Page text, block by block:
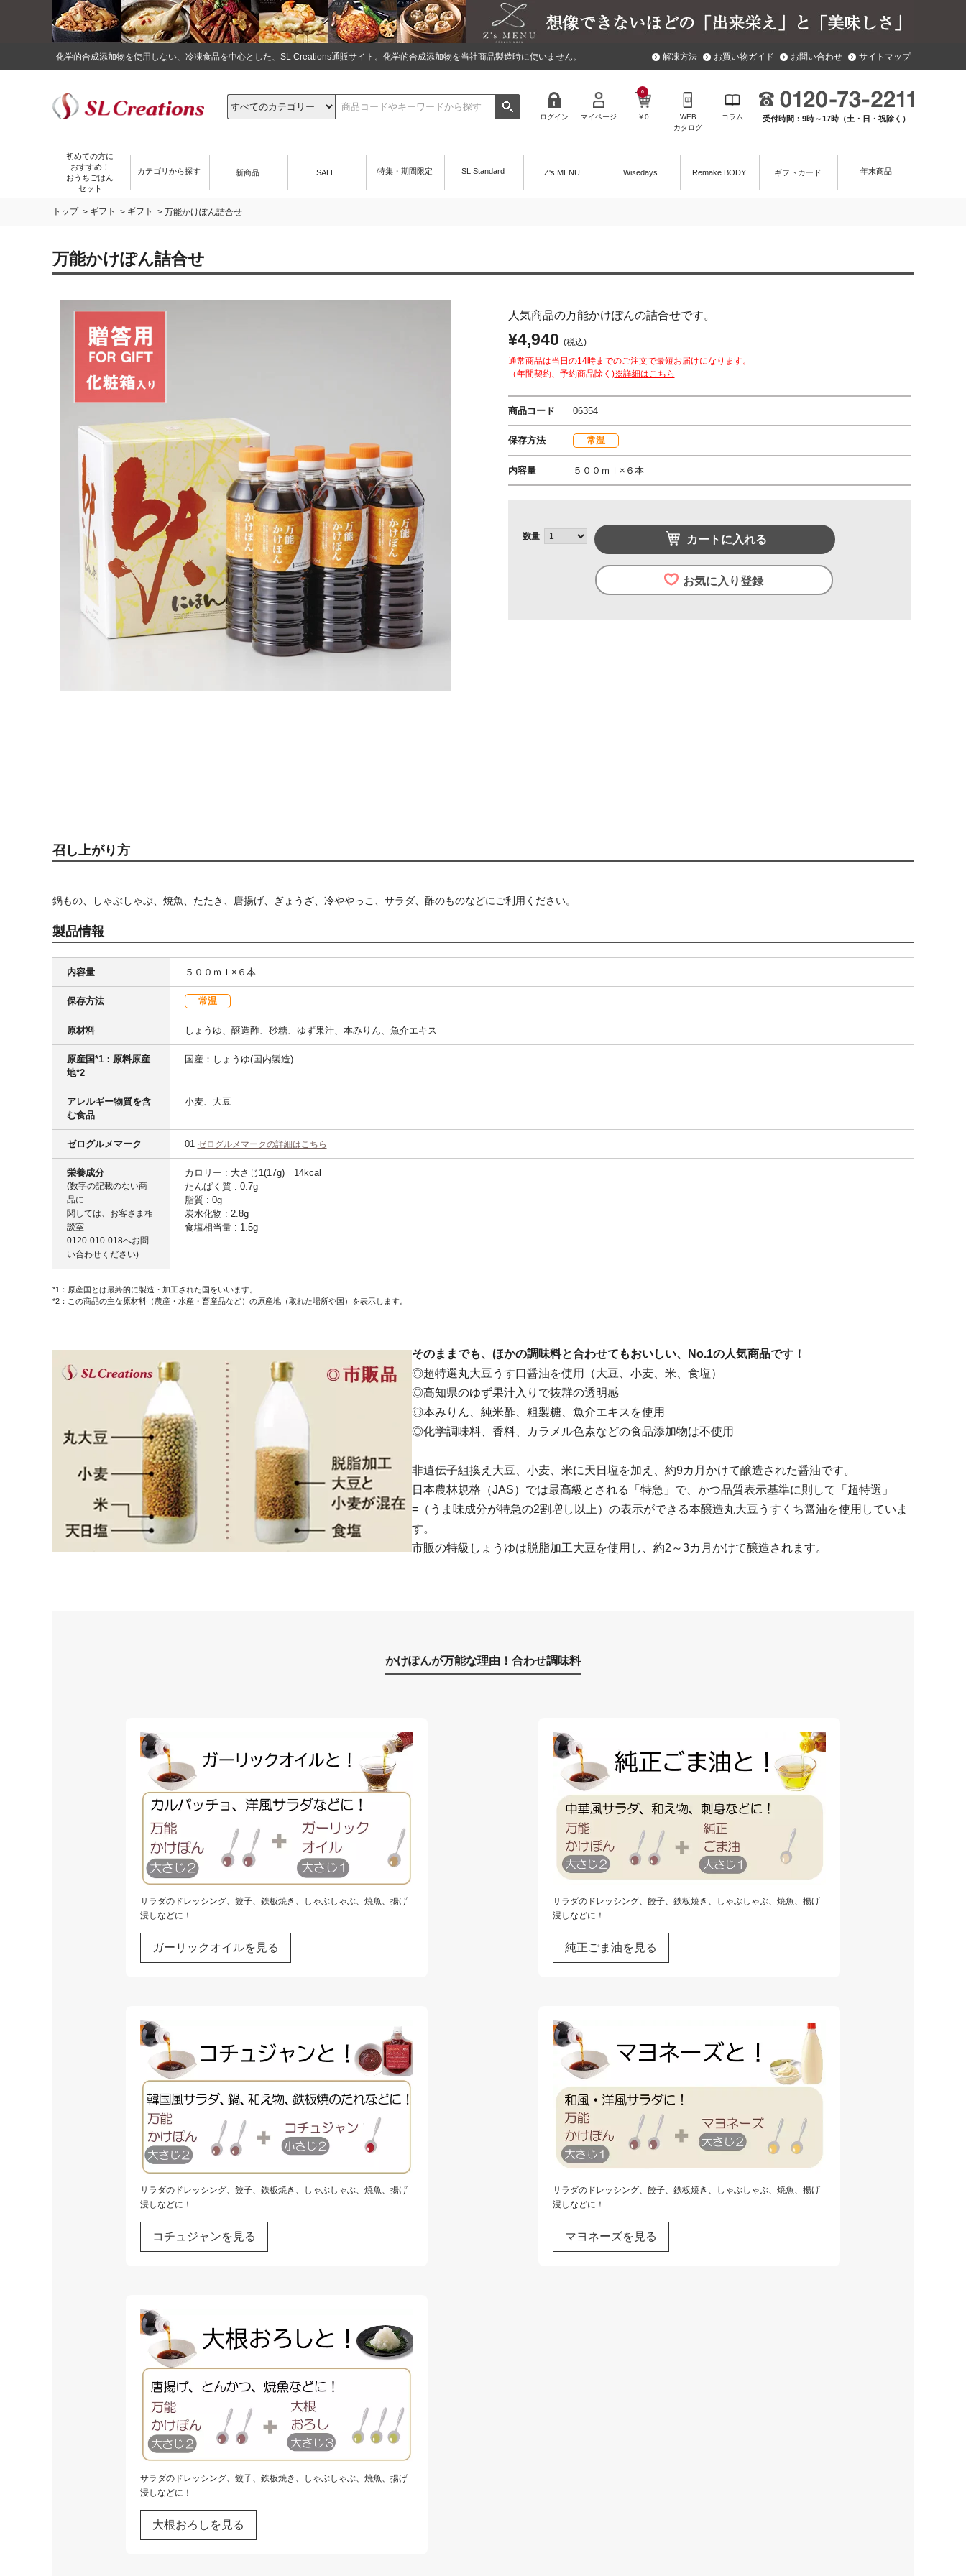
化学的合成添加物を使用しない、冷凍食品を中心とした、SL Creations通販サイト。化学的合成添加物を当社商品製造時に使いません。 解凍方法 お買い物ガイド お問い合わせ サイトマップ
受付時間：9時～17時（土・日・祝除く）
ログイン マイページ ￥0
0
WEB
カタログ
コラム
初めての方に
おすすめ！
おうちごはん
セット
カテゴリから探す 新商品 SALE 特集・期間限定 SL Standard Z's MENU Wisedays Remake BODY ギフトカード 年末商品
トップ> ギフト > ギフト > 万能かけぽん詰合せ
万能かけぽん詰合せ
人気商品の万能かけぽんの詰合せです。
¥4,940 (税込)
通常商品は当日の14時までのご注文で最短お届けになります。
（年間契約、予約商品除く)※詳細はこちら
商品コード 06354
保存方法 常温
内容量 ５００ｍｌ×６本
数量 カートに入れる
お気に入り登録
召し上がり方
鍋もの、しゃぶしゃぶ、焼魚、たたき、唐揚げ、ぎょうざ、冷ややっこ、サラダ、酢のものなどにご利用ください。
製品情報
内容量 ５００ｍｌ×６本
保存方法 常温
原材料 しょうゆ、醸造酢、砂糖、ゆず果汁、本みりん、魚介エキス
原産国*1：原料原産
地*2
国産：しょうゆ(国内製造)
アレルギー物質を含
む食品
小麦、大豆
ゼログルメマーク 01 ゼログルメマークの詳細はこちら
栄養成分
(数字の記載のない商
品に
関しては、お客さま相
談室
0120-010-018へお問
い合わせください)
カロリー : 大さじ1(17g) 14kcal
たんぱく質 : 0.7g
脂質 : 0g
炭水化物 : 2.8g
食塩相当量 : 1.5g
*1：原産国とは最終的に製造・加工された国をいいます。
*2：この商品の主な原材料（農産・水産・畜産品など）の原産地（取れた場所や国）を表示します。
そのままでも、ほかの調味料と合わせてもおいしい、No.1の人気商品です！
◎超特選丸大豆うす口醤油を使用（大豆、小麦、米、食塩）
◎高知県のゆず果汁入りで抜群の透明感
◎本みりん、純米酢、粗製糖、魚介エキスを使用
◎化学調味料、香料、カラメル色素などの食品添加物は不使用
非遺伝子組換え大豆、小麦、米に天日塩を加え、約9カ月かけて醸造された醤油です。
日本農林規格（JAS）では最高級とされる「特急」で、かつ品質表示基準に則して「超特選」
=（うま味成分が特急の2割増し以上）の表示ができる本醸造丸大豆うすくち醤油を使用していま
す。
市販の特級しょうゆは脱脂加工大豆を使用し、約2～3カ月かけて醸造されます。
かけぽんが万能な理由！合わせ調味料
サラダのドレッシング、餃子、鉄板焼き、しゃぶしゃぶ、焼魚、揚げ
浸しなどに！
ガーリックオイルを見る
サラダのドレッシング、餃子、鉄板焼き、しゃぶしゃぶ、焼魚、揚げ
浸しなどに！
純正ごま油を見る
サラダのドレッシング、餃子、鉄板焼き、しゃぶしゃぶ、焼魚、揚げ
浸しなどに！
コチュジャンを見る
サラダのドレッシング、餃子、鉄板焼き、しゃぶしゃぶ、焼魚、揚げ
浸しなどに！
マヨネーズを見る
サラダのドレッシング、餃子、鉄板焼き、しゃぶしゃぶ、焼魚、揚げ
浸しなどに！
大根おろしを見る